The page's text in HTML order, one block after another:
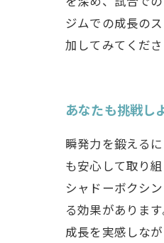
ジムでの成長の
加してみてくださ
あなたも挑戦し
瞬発力を鍛える
も安心して取り
シャドーボクシ
る効果がありま
成長を実感しな